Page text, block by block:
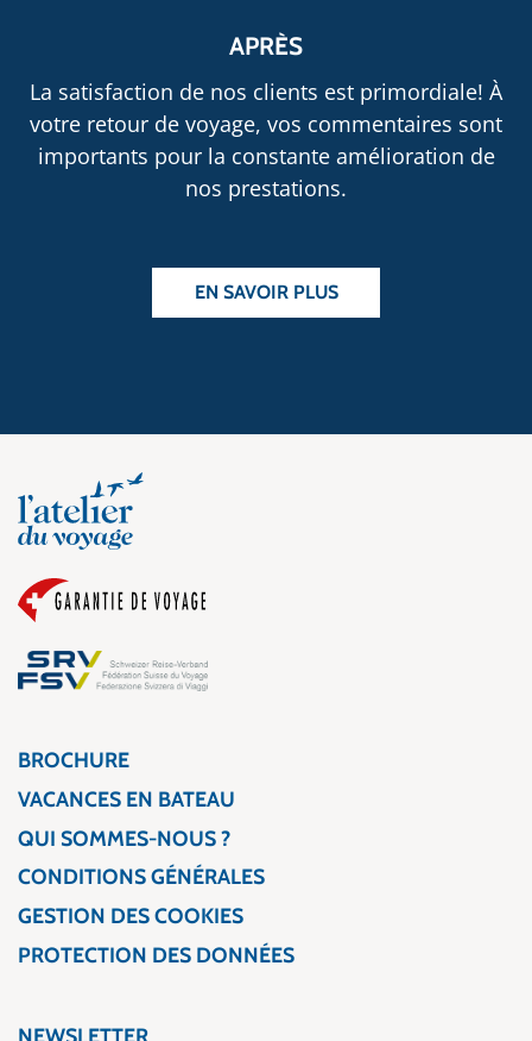
APRÈS
La satisfaction de nos clients est primordiale! À
votre retour de voyage, vos commentaires sont
importants pour la constante amélioration de
nos prestations.
EN SAVOIR PLUS
BROCHURE
VACANCES EN BATEAU
QUI SOMMES-NOUS ?
CONDITIONS GÉNÉRALES
GESTION DES COOKIES
PROTECTION DES DONNÉES
NEWSLETTER